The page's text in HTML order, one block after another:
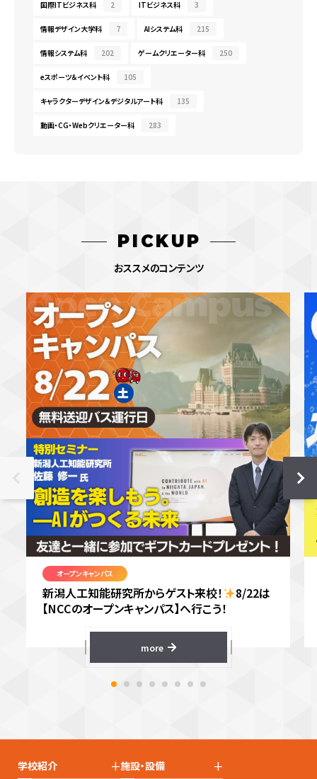
国際ITビジネス科 2 ITビジネス科 3
情報デザイン大学科 7 AIシステム科 215
情報システム科 202 ゲームクリエーター科 250
eスポーツ＆イベント科 105
キャラクターデザイン＆デジタルアート科 135
動画・CG・Webクリエーター科 283
PICKUP
おススメのコンテンツ
オープンキャンパス
新潟人工知能研究所からゲスト来校！
8/22は
【NCCのオープンキャンパス】へ行こう！
more
学校紹介 +施設・設備 +